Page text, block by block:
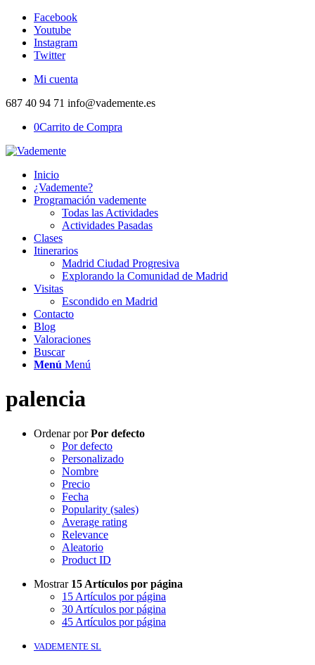
Facebook
Youtube
Instagram
Twitter
Mi cuenta
687 40 94 71 info@vademente.es
0Carrito de Compra
Inicio
¿Vademente?
Programación vademente
Todas las Actividades
Actividades Pasadas
Clases
Itinerarios
Madrid Ciudad Progresiva
Explorando la Comunidad de Madrid
Visitas
Escondido en Madrid
Contacto
Blog
Valoraciones
Buscar
Menú Menú
palencia
Ordenar porPor defecto
Por defecto
Personalizado
Nombre
Precio
Fecha
Popularity (sales)
Average rating
Relevance
Aleatorio
Product ID
Mostrar 15 Artículos por página
15 Artículos por página
30 Artículos por página
45 Artículos por página
VADEMENTE SL